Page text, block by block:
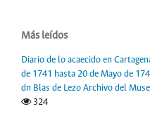
Más leídos
Diario de lo acaecido en
de 1741 hasta 20 de Mayo de
dn Blas de Lezo Archivo del
324